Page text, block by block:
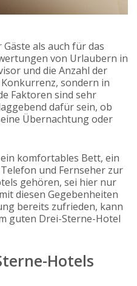
als auch für das
von Urlaubern in
und die Anzahl der
sondern in
Faktoren sind sehr
dafür sein, ob
Übernachtung oder
komfortables Bett, ein
und Fernseher zur
gehören, sei hier nur
diesen Gegebenheiten
bereits zufrieden, kann
guten Drei-Sterne-Hotel
Hotels